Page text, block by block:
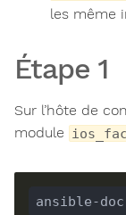
les même
Étape 1
Sur l’hôte de
module
ansible-doc